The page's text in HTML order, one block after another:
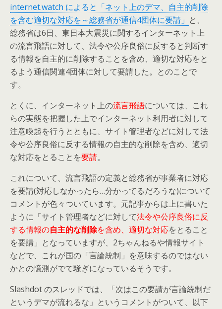
internet.watch によると「ネット上のデマ、自主的削除
を含む適切な対応を～総務省が通信4団体に要請」 と、
総務省は6日、東日本大震災に関するインターネット上
の流言飛語に対して、法令や公序良俗に反すると判断す
る情報を自主的に削除することを含め、適切な対応をと
るよう通信関連4団体に対して要請した。とのことで
す。
とくに、インターネット上の流言飛語については、これ
らの実態を把握した上でインターネット利用者に対して
注意喚起を行うとともに、サイト管理者などに対して法
令や公序良俗に反する情報の自主的な削除を含め、適切
な対応をとることを要請。
これについて、流言飛語の定義と総務省が事業者に対応
を要請(対応しなかったら…分かってるだろうな)について
コメントが色々ついています。元記事からは上に書いた
ように「サイト管理者などに対して法令や公序良俗に反
する情報の自主的な削除を含め、適切な対応をとること
を要請」となっていますが、2ちゃんねるや情報サイト
などで、これが国の「言論統制」を意味するのではない
かとの憶測がでて騒ぎになっているそうです。
Slashdot のスレッドでは、「次はこの要請が言論統制だ
というデマが流れるな」というコメントがついて、以下